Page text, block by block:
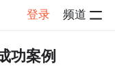
登录 频道
功案例